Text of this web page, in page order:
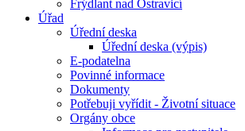
Frýdlant nad Ostravicí
Úřad
Úřední deska
Úřední deska (výpis)
E-podatelna
Povinné informace
Dokumenty
Potřebuji vyřídit - Životní situace
Orgány obce